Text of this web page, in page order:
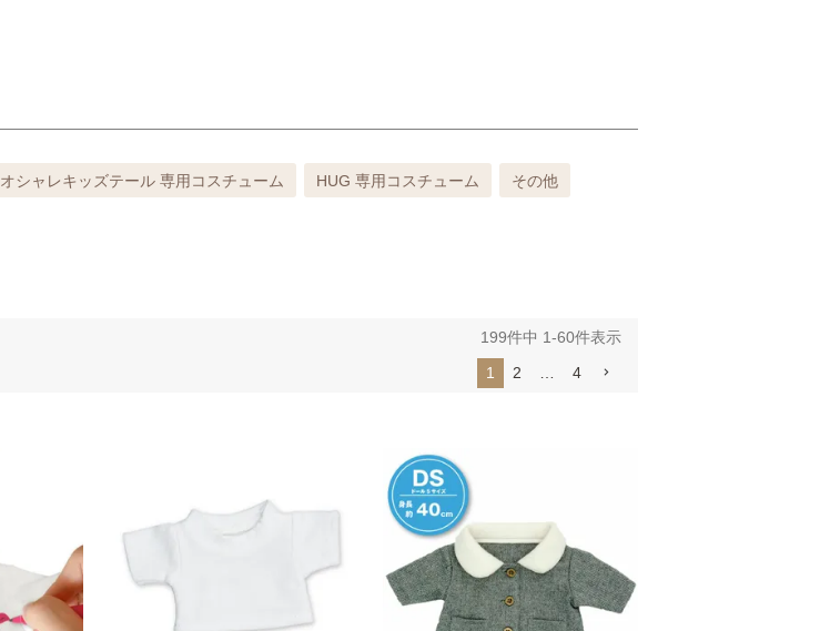
オシャレキッズテール 専用コスチューム HUG 専用コスチューム その他
199件中 1-60件表示
1
2 4